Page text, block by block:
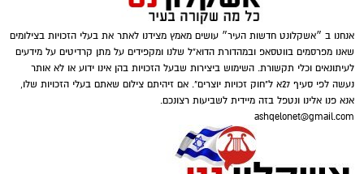
אנחנו ב ״אשקלונט חדשות העיר״ עושים מאמץ מצידנו לאתר את בעלי הזכויות בצילומים
שאנו מפרסמים בווטסאפ ובמהדורת הדוא"ל שלנו ומקפידים על מתן קרדיטים על מידעים
לעיתונאים וכלי תקשורת. השימוש ביצירות שבעל הזכויות בהן אינו ידוע או לא אותר
נעשה לפי סעיף 27א ל"חוק זכויות יוצרים". אם זיהיתם צילום שאתם בעלי הזכויות שלו,
אנא פנו אלינו ונטפל בזה מיידית לשביעות רצונכם.
ashqelonet@gmail.com